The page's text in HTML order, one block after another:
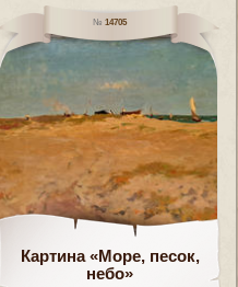
14705
Картина «Море, песок,
небо»